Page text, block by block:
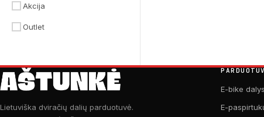
Schwalbe
Akcija
Outlet
Lietuviška dviračių dalių parduotuvė.
E-bike dalys
E-